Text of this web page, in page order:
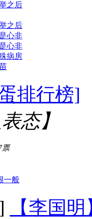
之后
之后
心非
心非
病房
排行榜]
态】
票
一般
【李国